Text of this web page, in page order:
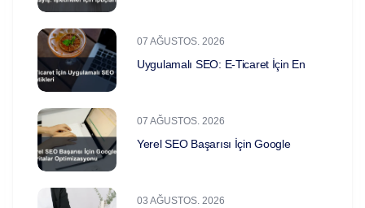
07 AĞUSTOS. 2026
Uygulamalı SEO: E-Ticaret İçin En
07 AĞUSTOS. 2026
Yerel SEO Başarısı İçin Google
03 AĞUSTOS. 2026